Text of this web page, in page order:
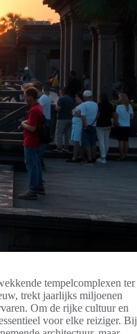
tempelcomplexen ter
trekt jaarlijks miljoenen
Om de rijke cultuur en
voor elke reiziger. Bij